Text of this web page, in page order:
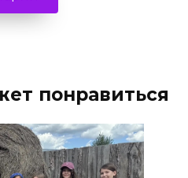
понравиться